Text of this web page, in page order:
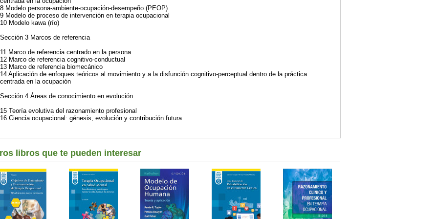
8 Modelo persona-ambiente-ocupación-desempeño (PEOP)
9 Modelo de proceso de intervención en terapia ocupacional
10 Modelo kawa (río)
Sección 3 Marcos de referencia
11 Marco de referencia centrado en la persona
12 Marco de referencia cognitivo-conductual
13 Marco de referencia biomecánico
14 Aplicación de enfoques teóricos al movimiento y a la disfunción cognitivo-perceptual dentro de la práctica
centrada en la ocupación
Sección 4 Áreas de conocimiento en evolución
15 Teoría evolutiva del razonamiento profesional
16 Ciencia ocupacional: génesis, evolución y contribución futura
libros que te pueden interesar